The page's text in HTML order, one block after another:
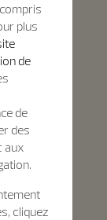
plus
de
de
des
aux
cliquez